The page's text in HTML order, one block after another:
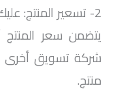
2- تسعير المنتج:
يتضمن سعر المنتج
شركة تسويق أخرى
منتج.